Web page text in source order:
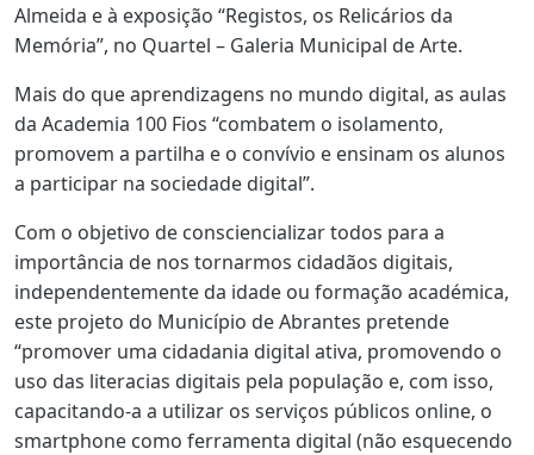
Almeida e à exposição “Registos, os Relicários da
Memória”, no Quartel – Galeria Municipal de Arte.
Mais do que aprendizagens no mundo digital, as aulas
da Academia 100 Fios “combatem o isolamento,
promovem a partilha e o convívio e ensinam os alunos
a participar na sociedade digital”.
Com o objetivo de consciencializar todos para a
importância de nos tornarmos cidadãos digitais,
independentemente da idade ou formação académica,
este projeto do Município de Abrantes pretende
“promover uma cidadania digital ativa, promovendo o
uso das literacias digitais pela população e, com isso,
capacitando-a a utilizar os serviços públicos online, o
smartphone como ferramenta digital (não esquecendo